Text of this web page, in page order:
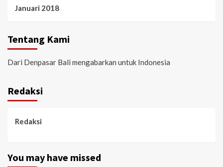
Januari 2018
Tentang Kami
Dari Denpasar Bali mengabarkan untuk Indonesia
Redaksi
Redaksi
You may have missed